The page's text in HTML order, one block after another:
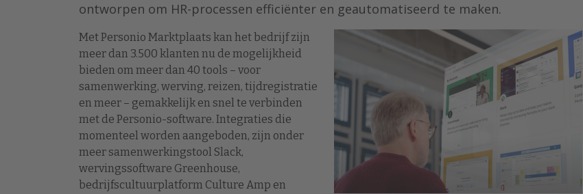
ontworpen om HR-processen efficiënter en geautomatiseerd te maken.
Met Personio Marktplaats kan het bedrijf zijn
meer dan 3.500 klanten nu de mogelijkheid
bieden om meer dan 40 tools – voor
samenwerking, werving, reizen, tijdregistratie
en meer – gemakkelijk en snel te verbinden
met de Personio-software. Integraties die
momenteel worden aangeboden, zijn onder
meer samenwerkingstool Slack,
wervingssoftware Greenhouse,
bedrijfscultuurplatform Culture Amp en